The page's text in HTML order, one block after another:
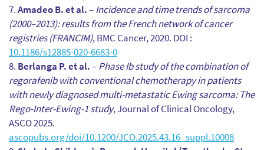
Amadeo B. et al.–Incidence and time trends of sarcoma
(2000–2013): results from the French network of cancer
registries (FRANCIM), BMC Cancer, 2020. DOI :
10.1186/s12885-020-6683-0
Berlanga P. et al.–Phase Ib study of the combination of
regorafenib with conventional chemotherapy in patients
with newly diagnosed multi-metastatic Ewing sarcoma: The
Rego-Inter-Ewing-1 study, Journal of Clinical Oncology,
ASCO 2025.
ascopubs.org/doi/10.1200/JCO.2025.43.16_suppl.10008